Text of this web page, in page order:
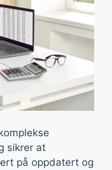
sikrer at
på oppdatert og